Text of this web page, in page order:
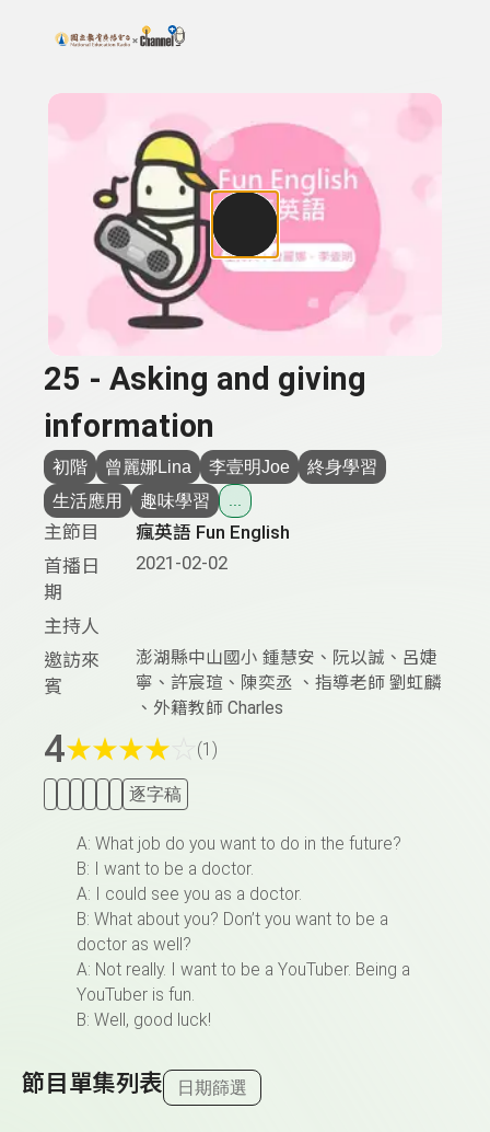
上方功能區塊
搜尋關鍵字：可輸入節目名稱、主持人或關鍵字
25 - Asking and giving
information
初階 曾麗娜Lina 李壹明Joe
終身學習
生活應用
趣味學習 ...
主節目
瘋英語 Fun English
首播日
期
2021-02-02
主持人
邀訪來
賓
澎湖縣中山國小 鍾慧安、阮以誠、呂婕
寧、許宸瑄、陳奕丞 、指導老師 劉虹麟
、外籍教師 Charles
4★★★★ (1)
逐字稿
A: What job do you want to do in the future?
B: I want to be a doctor.
A: I could see you as a doctor.
B: What about you? Don’t you want to be a
doctor as well?
A: Not really. I want to be a YouTuber. Being a
YouTuber is fun.
B: Well, good luck!
節目單集列表 日期篩選